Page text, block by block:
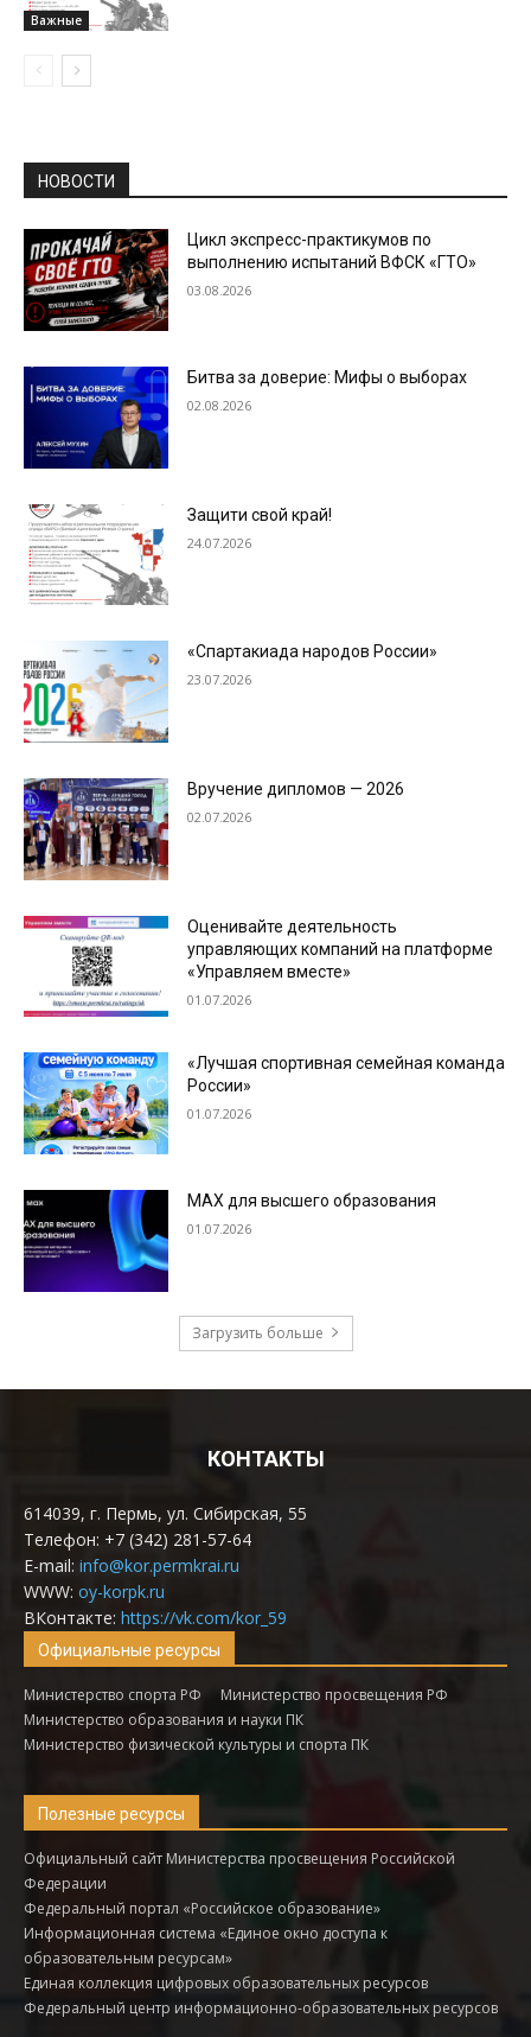
КОНТАКТЫ
614039, г. Пермь, ул. Сибирская, 55
Телефон: +7 (342) 281-57-64
E-mail: info@kor.permkrai.ru
WWW: oy-korpk.ru
ВКонтакте: https://vk.com/kor_59
Официальные ресурсы
Министерство спорта РФ
Министерство просвещения РФ
Министерство образования и науки ПК
Министерство физической культуры и спорта ПК
Полезные ресурсы
Официальный сайт Министерства просвещения Российской
Федерации
Федеральный портал «Российское образование»
Информационная система «Единое окно доступа к
образовательным ресурсам»
Единая коллекция цифровых образовательных ресурсов
Федеральный центр информационно-образовательных ресурсов